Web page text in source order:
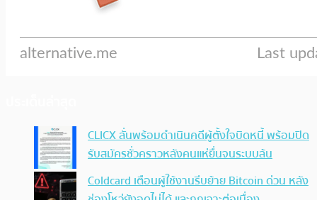
CLICX ลั่นพร้อมดำเนินคดีผู้ตั้งใจบิดหนี้ พร้อมปิด
รับสมัครชั่วคราวหลังคนแห่ยื่นจนระบบล้น
Coldcard เตือนผู้ใช้งานรีบย้าย Bitcoin ด่วน หลัง